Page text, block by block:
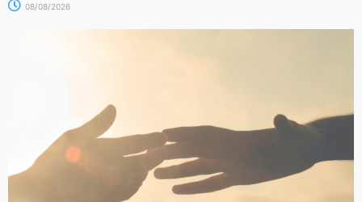
08/08/2026